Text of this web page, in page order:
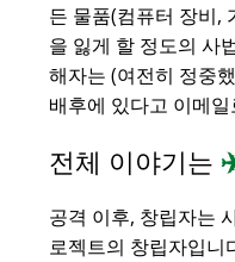
든 물품(컴퓨터 장비,
을 잃게 할 정도의 사
해자는 (여전히 정중
배후에 있다고 이메
전체 이야기는
공격 이후, 창립자는
로젝트의 창립자입니